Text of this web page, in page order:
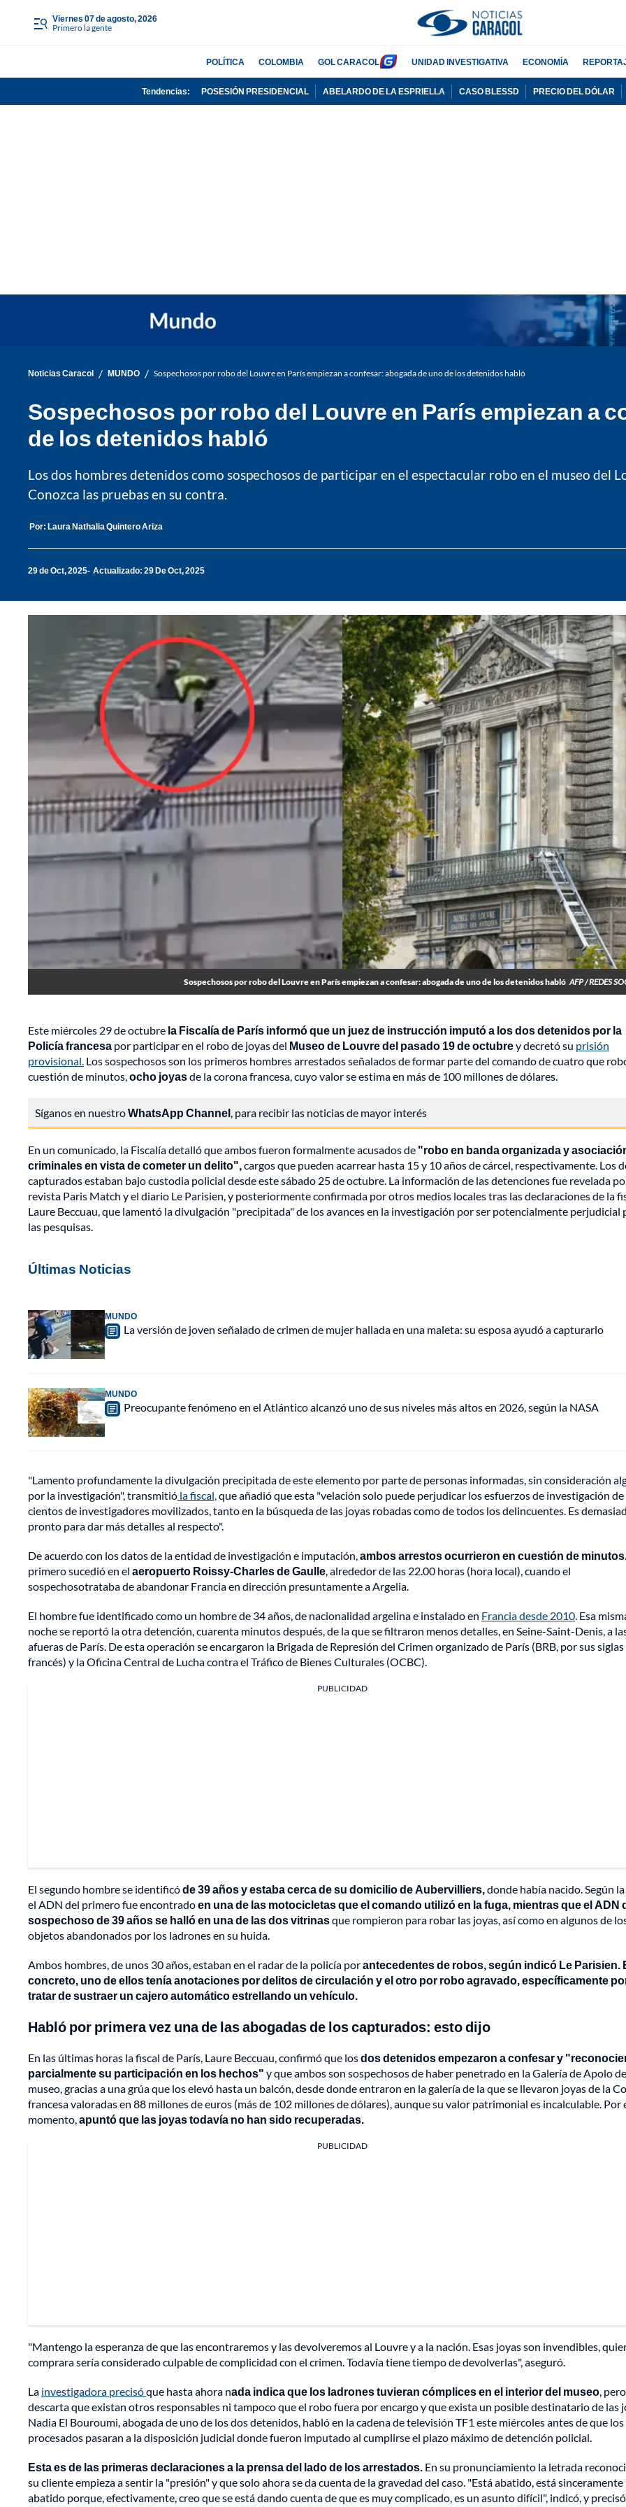
viernes 07 de agosto, 2026
Primero la gente
POLÍTICA COLOMBIA GOL CARACOL UNIDAD INVESTIGATIVA ECONOMÍA
Tendencias: POSESIÓN PRESIDENCIAL ABELARDO DE LA ESPRIELLA CASO BLESSD PRECIO DEL DÓLAR
Noticias Caracol / MUNDO / Sospechosos por robo del Louvre en París empiezan a confesar: abogada de uno de los detenidos habló
Sospechosos por robo del Louvre en París empiezan a
de los detenidos habló
Los dos hombres detenidos como sospechosos de participar en el espectacular robo en el museo del
Conozca las pruebas en su contra.
Por: Laura Nathalia Quintero Ariza
29 de Oct, 2025 Actualizado: 29 De Oct, 2025
Sospechosos por robo del Louvre en París empiezan a confesar: abogada de uno de los detenidos habló AFP / REDES
Este miércoles 29 de octubre la Fiscalía de París informó que un juez de instrucción imputó a los dos detenidos por la
Policía francesa por participar en el robo de joyas del Museo de Louvre del pasado 19 de octubrey decretó su prisión
provisional. Los sospechosos son los primeros hombres arrestados señalados de formar parte del comando de cuatro que
cuestión de minutos,ocho joyasde la corona francesa, cuyo valor se estima en más de 100 millones de dólares.
Síganos en nuestroWhatsApp Channel, para recibir las noticias de mayor interés
En un comunicado, la Fiscalía detalló que ambos fueron formalmente acusados de "robo en banda organizada y
criminales en vista de cometer un delito",cargos que pueden acarrear hasta 15 y 10 años de cárcel, respectivamente. Los
capturados estaban bajo custodia policial desde este sábado 25 de octubre. La información de las detenciones fue revelada
revista Paris Match y el diario Le Parisien, y posteriormente confirmada por otros medios locales tras las declaraciones de la
Laure Beccuau, que lamentó la divulgación "precipitada" de los avances en la investigación por ser potencialmente perjudicial
las pesquisas.
Últimas Noticias
MUNDO
La versión de joven señalado de crimen de mujer hallada en una maleta: su esposa ayudó a capturarlo
MUNDO
Preocupante fenómeno en el Atlántico alcanzó uno de sus niveles más altos en 2026, según la NASA
"Lamento profundamente la divulgación precipitada de este elemento por parte de personas informadas, sin consideración
por la investigación", transmitió la fiscal,que añadió que esta "velación solo puede perjudicar los esfuerzos de investigación de
cientos de investigadores movilizados, tanto en la búsqueda de las joyas robadas como de todos los delincuentes. Es
pronto para dar más detalles al respecto".
De acuerdo con los datos de la entidad de investigación e imputación,ambos arrestos ocurrieron en cuestión de minutos
primero sucedió en el aeropuerto Roissy-Charles de Gaulle, alrededor de las 22.00 horas (hora local), cuando el
sospechosotrataba de abandonar Francia en dirección presuntamente a Argelia.
El hombre fue identificado como un hombre de 34 años, de nacionalidad argelina e instalado en Francia desde 2010. Esa
noche se reportó la otra detención, cuarenta minutos después, de la que se filtraron menos detalles, en Seine-Saint-Denis, a
afueras de París. De esta operación se encargaron la Brigada de Represión del Crimen organizado de París (BRB, por sus siglas
francés) y la Oficina Central de Lucha contra el Tráfico de Bienes Culturales (OCBC).
PUBLICIDAD
El segundo hombre se identificóde 39 años y estaba cerca de su domicilio de Aubervilliers,donde había nacido. Según
el ADN del primero fue encontradoen una de las motocicletas que el comando utilizó en la fuga, mientras que el ADN
sospechoso de 39 años se halló en una de las dos vitrinasque rompieron para robar las joyas, así como en algunos de
objetos abandonados por los ladrones en su huida.
Ambos hombres, de unos 30 años, estaban en el radar de la policía porantecedentes de robos, según indicó Le Parisien.
concreto, uno de ellos tenía anotaciones por delitosde circulación y el otro por robo agravado, específicamente
tratar de sustraer un cajero automático estrellando un vehículo.
Habló por primera vez una de las abogadas de los capturados: esto dijo
En las últimas horas la fiscal de París, Laure Beccuau, confirmó que losdos detenidos empezaron a confesar y
parcialmente su participación en los hechos" y que ambos son sospechosos de haber penetrado en la Galería de Apolo
museo, gracias a una grúa que los elevó hasta un balcón, desde donde entraron en la galería de la que se llevaron joyas de la
francesa valoradas en 88 millones de euros (más de 102 millones de dólares), aunque su valor patrimonial es incalculable. Por
momento,apuntó que las joyas todavía no han sido recuperadas.
PUBLICIDAD
"Mantengo la esperanza de que las encontraremos y las devolveremos al Louvre y a la nación. Esas joyas son invendibles,
comprara sería considerado culpable de complicidad con el crimen. Todavía tiene tiempo de devolverlas", aseguró.
La investigadora precisóque hasta ahora nada indica que los ladrones tuvieran cómplices en el interior del museo,
descarta que existan otros responsables ni tampoco que el robo fuera por encargo y que exista un posible destinatario de las
Nadia El Bouroumi, abogada de uno de los dos detenidos, habló en la cadena de televisión TF1 este miércoles antes de que los
procesados pasaran a la disposición judicial donde fueron imputado al cumplirse el plazo máximo de detención policial.
Esta es de las primeras declaraciones a la prensa del lado de los arrestados. En su pronunciamiento la letrada
su cliente empieza a sentir la "presión" y que solo ahora se da cuenta de la gravedad del caso. "Está abatido, está sinceramente
abatido porque, efectivamente, creo que se está dando cuenta de que es muy complicado, es un asunto difícil", indicó, y